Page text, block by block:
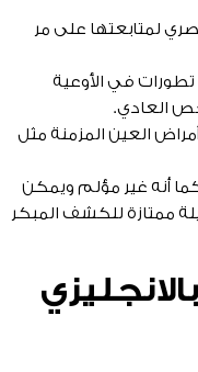
لمتابعتها على مر
في الأوعية
العادي.
العين المزمنة مثل
كما أنه غير مؤلم ويمكن
ممتازة للكشف المبكر